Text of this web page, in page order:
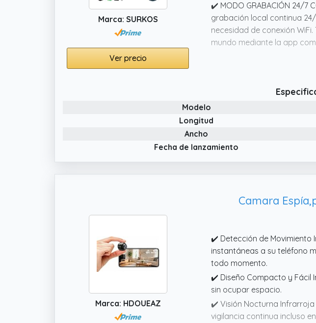
Marca: SURKOS
Ver precio
✔️ MODO GRABACIÓN 24/7
grabación local continua
necesidad de conexión
mundo mediante la app
✔️ DISPOSITIVO TODO EN
✔️ CÁMARAS DE
discreta integrada, sin
perfectamente integrada en
✔️ GARANTÍA DE CALIDAD:
Modelo
Longitud
Ancho
Fecha de lanzamiento
Camara
Marca: HDOUEAZ
✔️ Detección de Movimiento
instantáneas a su teléfono
todo momento.
✔️ Diseño Compacto y Fácil
sin ocupar espacio.
✔️ Visión Nocturna Infrarroja
vigilancia continua incluso